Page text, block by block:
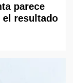
parece
resultado